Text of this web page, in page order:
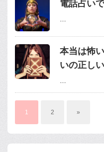
電話占い
…
本当は怖
いの正し
…
1 2 »